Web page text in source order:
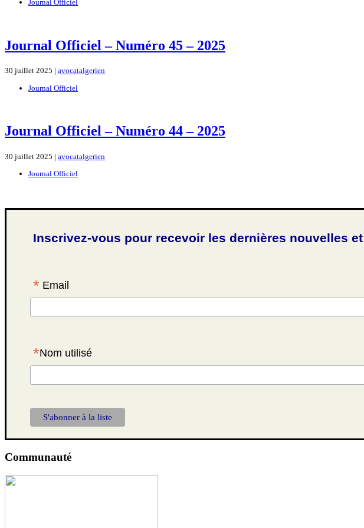
Journal Officiel
Journal Officiel – Numéro 45 – 2025
30 juillet 2025 | avocatalgerien
Journal Officiel
Journal Officiel – Numéro 44 – 2025
30 juillet 2025 | avocatalgerien
Journal Officiel
Inscrivez-vous pour recevoir les dernières nouvelles
* Email
*Nom utilisé
Communauté